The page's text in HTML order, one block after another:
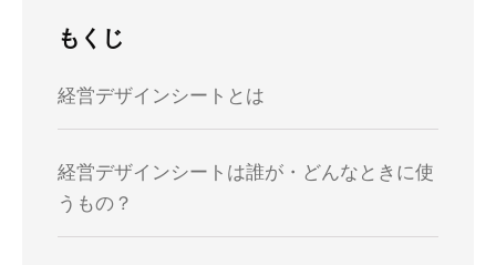
もくじ
経営デザインシートとは
経営デザインシートは誰が・どんなときに使
うもの？